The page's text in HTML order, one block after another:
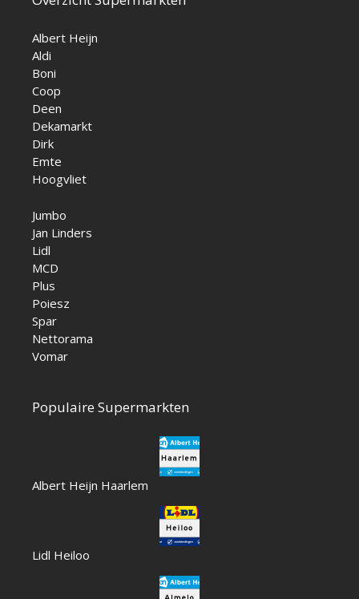
Albert Heijn
Aldi
Boni
Coop
Deen
Dekamarkt
Dirk
Emte
Hoogvliet
Jumbo
Jan Linders
Lidl
MCD
Plus
Poiesz
Spar
Nettorama
Vomar
Populaire Supermarkten
Albert Heijn Haarlem
Lidl Heiloo